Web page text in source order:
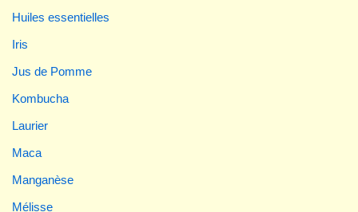
Huiles essentielles
Iris
Jus de Pomme
Kombucha
Laurier
Maca
Manganèse
Mélisse